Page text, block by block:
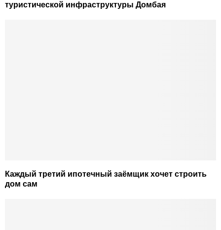
туристической инфраструктуры Домбая
Каждый третий ипотечный заёмщик хочет строить
дом сам